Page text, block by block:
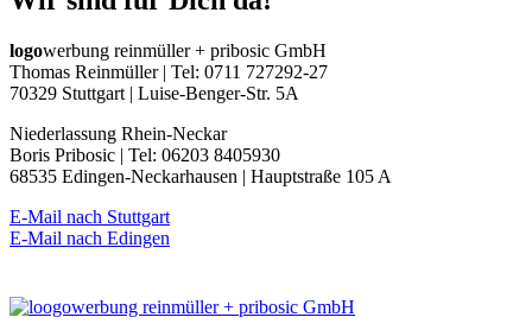
logowerbung reinmüller + pribosic GmbH
Thomas Reinmüller | Tel: 0711 727292-27
70329 Stuttgart | Luise-Benger-Str. 5A
Niederlassung Rhein-Neckar
Boris Pribosic | Tel: 06203 8405930
68535 Edingen-Neckarhausen | Hauptstraße 105 A
E-Mail nach Stuttgart
E-Mail nach Edingen